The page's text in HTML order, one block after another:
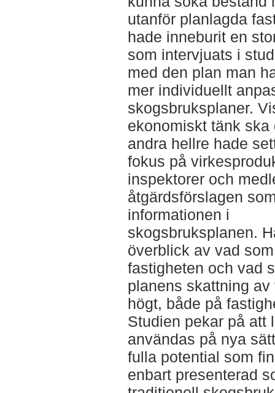
utanför planlagda
hade inneburit en
som intervjuats i
med den plan man
mer individuellt
skogsbruksplaner.
ekonomiskt tänk
andra hellre hade
fokus på
inspektorer och
åtgärdsförslagen
informationen i
skogsbruksplanen.
överblick av vad
fastigheten och vad
planens skattning
högt, både på
Studien pekar på att
användas på nya
fulla potential som
enbart presenterad